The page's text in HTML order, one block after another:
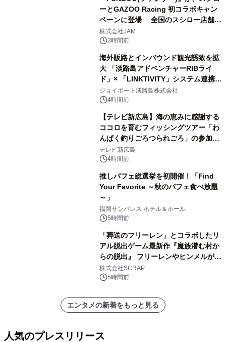
ーとGAZOO Racing 初コラボキャン
ペーンに登場 全国のスシロー店舗で
GR 4車種の FUNBOO(ミニカー)付き
メニューが展開されます
株式会社JAM
3時間前
海外販路とインバウンド観光誘致を拡
大 「淡路島アドベンチャーRIBライ
ド」× 「LINKTIVITY」システム連携を
開始！
ジョイポート淡路島株式会社
4時間前
【テレビ新広島】海の恵みに感謝する
ココロを育むフィッシングツアー「わ
んぱく釣りごろつられごろ」の参加小
学生を募集
テレビ新広島
4時間前
推しパフェ総選挙を初開催！「Find
Your Favorite ～秋のパフェ食べ放題
～」
福岡サンパレス ホテル＆ホール
5時間前
「葬送のフリーレン」とコラボしたリ
アル脱出ゲーム最新作『魔族潜む村か
らの脱出』 フリーレンやヒンメルが武
器を手に魔族を見据える描き下ろしメ
インビジュアル公開
株式会社SCRAP
5時間前
エンタメの新着をもっと見る
人気のプレスリリース